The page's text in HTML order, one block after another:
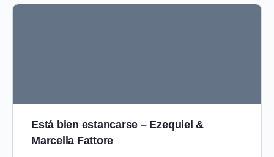
Está bien estancarse – Ezequiel &
Marcella Fattore